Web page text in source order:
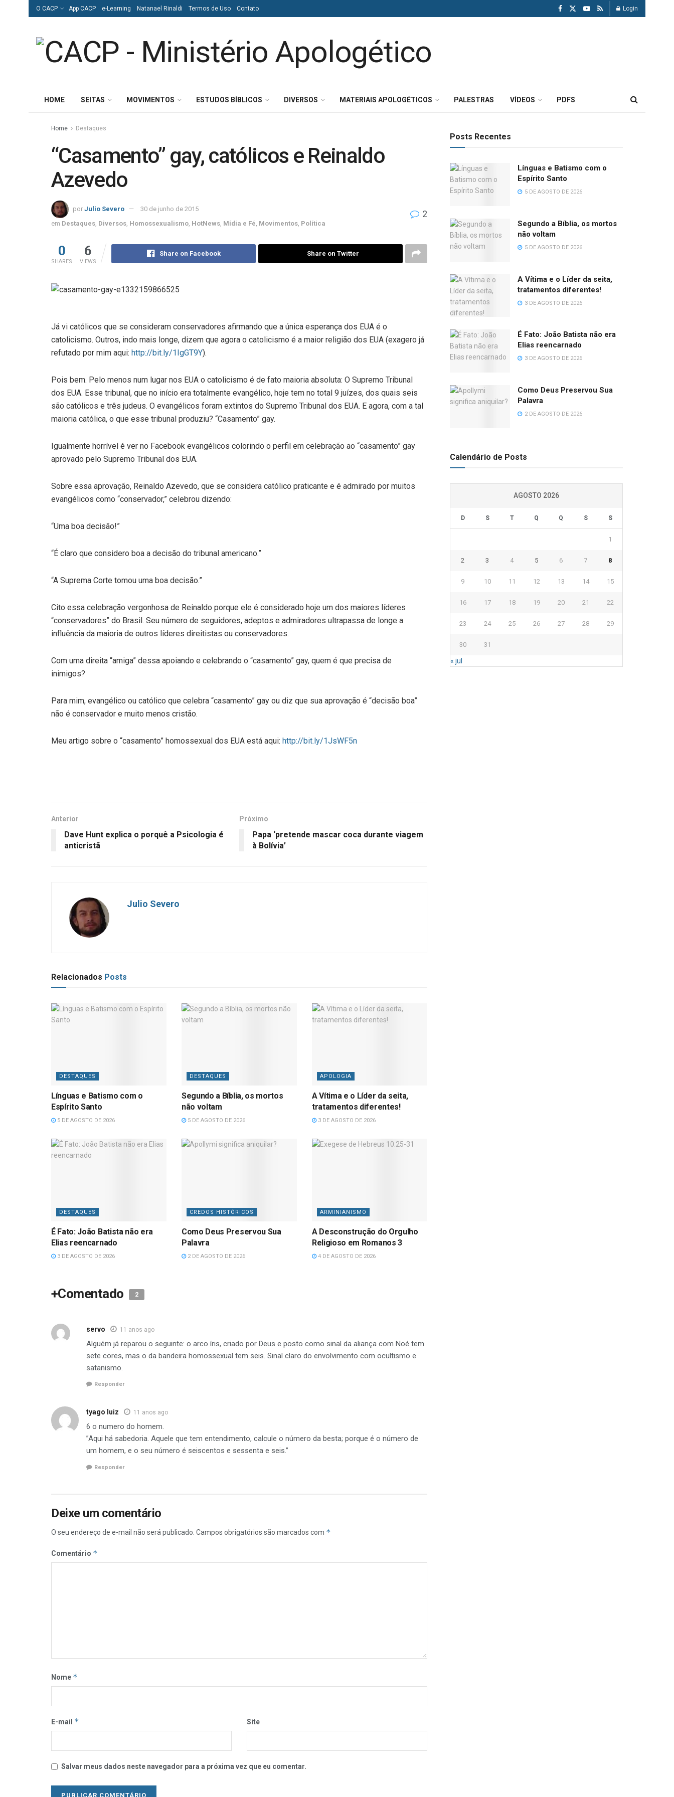
O CACP App CACP e-Learning Natanael Rinaldi Termos de Uso Contato Login
HOME SEITAS MOVIMENTOS ESTUDOS BÍBLICOS DIVERSOS MATERIAIS APOLOGÉTICOS PALESTRAS VÍDEOS PDFS
Home Destaques
“Casamento” gay, católicos e Reinaldo
Azevedo
por Julio Severo
30 de junho de 2015
em Destaques Diversos Homossexualismo HotNews Mídia e Fé Movimentos Política
2
0
SHARES
6
VIEWS
Share on Facebook Share on Twitter
Já vi católicos que se consideram conservadores afirmando que a única esperança dos EUA é o
catolicismo. Outros, indo mais longe, dizem que agora o catolicismo é a maior religião dos EUA (exagero já
refutado por mim aqui: http://bit.ly/1IgGT9Y).
Pois bem. Pelo menos num lugar nos EUA o catolicismo é de fato maioria absoluta: O Supremo Tribunal
dos EUA. Esse tribunal, que no início era totalmente evangélico, hoje tem no total 9 juízes, dos quais seis
são católicos e três judeus. O evangélicos foram extintos do Supremo Tribunal dos EUA. E agora, com a tal
maioria católica, o que esse tribunal produziu? “Casamento” gay.
Igualmente horrível é ver no Facebook evangélicos colorindo o perfil em celebração ao “casamento” gay
aprovado pelo Supremo Tribunal dos EUA.
Sobre essa aprovação, Reinaldo Azevedo, que se considera católico praticante e é admirado por muitos
evangélicos como “conservador,” celebrou dizendo:
“Uma boa decisão!”
“É claro que considero boa a decisão do tribunal americano.”
“A Suprema Corte tomou uma boa decisão.”
Cito essa celebração vergonhosa de Reinaldo porque ele é considerado hoje um dos maiores líderes
“conservadores” do Brasil. Seu número de seguidores, adeptos e admiradores ultrapassa de longe a
influência da maioria de outros líderes direitistas ou conservadores.
Com uma direita “amiga” dessa apoiando e celebrando o “casamento” gay, quem é que precisa de
inimigos?
Para mim, evangélico ou católico que celebra “casamento” gay ou diz que sua aprovação é “decisão boa”
não é conservador e muito menos cristão.
Meu artigo sobre o “casamento” homossexual dos EUA está aqui: http://bit.ly/1JsWF5n
Anterior
Dave Hunt explica o porquê a Psicologia é
anticristã
Próximo
Papa ‘pretende mascar coca durante viagem
à Bolívia’
Julio Severo
Relacionados Posts
DESTAQUES
Línguas e Batismo com o
Espírito Santo
5 DE AGOSTO DE 2026
DESTAQUES
Segundo a Bíblia, os mortos
não voltam
5 DE AGOSTO DE 2026
APOLOGIA
A Vítima e o Líder da seita,
tratamentos diferentes!
3 DE AGOSTO DE 2026
DESTAQUES
É Fato: João Batista não era
Elias reencarnado
3 DE AGOSTO DE 2026
CREDOS HISTÓRICOS
Como Deus Preservou Sua
Palavra
2 DE AGOSTO DE 2026
ARMINIANISMO
A Desconstrução do Orgulho
Religioso em Romanos 3
4 DE AGOSTO DE 2026
+Comentado 2
servo 11 anos ago
Alguém já reparou o seguinte: o arco íris, criado por Deus e posto como sinal da aliança com Noé tem
sete cores, mas o da bandeira homossexual tem seis. Sinal claro do envolvimento com ocultismo e
satanismo.
Responder
tyago luiz 11 anos ago
6 o numero do homem.
”Aqui há sabedoria. Aquele que tem entendimento, calcule o número da besta; porque é o número de
um homem, e o seu número é seiscentos e sessenta e seis.”
Responder
Deixe um comentário
O seu endereço de e-mail não será publicado. Campos obrigatórios são marcados com *
Comentário *
Nome *
E-mail * Site
Salvar meus dados neste navegador para a próxima vez que eu comentar.
Posts Recentes
Línguas e Batismo com o
Espírito Santo
5 DE AGOSTO DE 2026
Segundo a Bíblia, os mortos
não voltam
5 DE AGOSTO DE 2026
A Vítima e o Líder da seita,
tratamentos diferentes!
3 DE AGOSTO DE 2026
É Fato: João Batista não era
Elias reencarnado
3 DE AGOSTO DE 2026
Como Deus Preservou Sua
Palavra
2 DE AGOSTO DE 2026
Calendário de Posts
AGOSTO 2026
D S T Q Q S S
1
2 3 4 5 6 7 8
9 10 11 12 13 14 15
16 17 18 19 20 21 22
23 24 25 26 27 28 29
30 31
« jul